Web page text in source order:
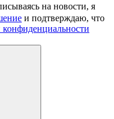
на новости, я
и подтверждаю, что